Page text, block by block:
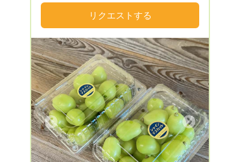
シャインマスカット♪ ひと房ずつ丹精込め
て栽培しております。 シーズン中は作業
に追われている為ご返信などが遅くなって
しまうことがあるとは思いますがご了承頂
けると幸いです。
リクエストする
Next